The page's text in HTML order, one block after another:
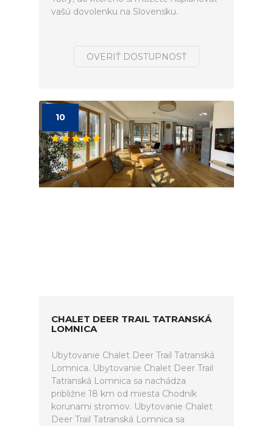
vašú dovolenku na Slovensku.
OVERIŤ DOSTUPNOSŤ
10
CHALET DEER TRAIL TATRANSKÁ
LOMNICA
Ubytovanie Chalet Deer Trail Tatranská
Lomnica. Ubytovanie Chalet Deer Trail
Tatranská Lomnica sa nachádza
približne 18 km od miesta Chodník
korunami stromov. Ubytovanie Chalet
Deer Trail Tatranská Lomnica sa